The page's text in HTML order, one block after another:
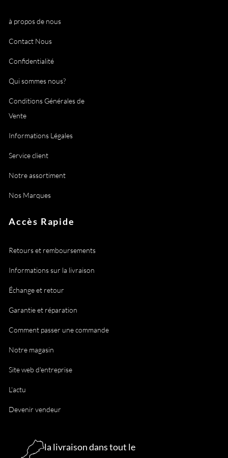
à propos de nous
Contact Nous
Confidentialité
Qui sommes nous?
Conditions Générales de
Vente
Informations Légales
Service client
Notre assortiment
Nos Marques
Accès Rapide
Retours et remboursements
Informations sur la livraison
Échange et retour
Garantie et réparation
Comment passer une commande
Notre magasin
Site web d'entreprise
L'actu
Devenir vendeur
la livraison dans tout le